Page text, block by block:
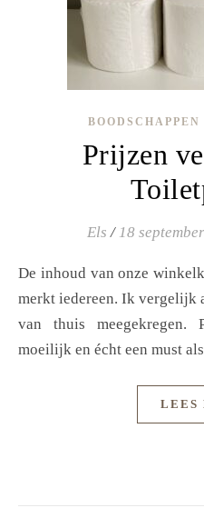
Prijzen
Els / 18
De inhoud van onze winkelkar wordt steeds duurder. Dat
merkt iedereen. Ik vergelijk
van thuis
moeilijk en écht een must
LEES